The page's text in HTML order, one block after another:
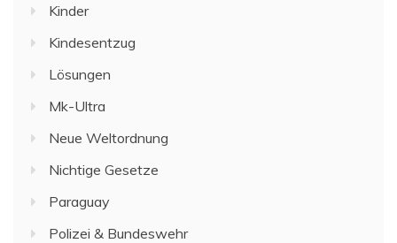
Kinder
Kindesentzug
Lösungen
Mk-Ultra
Neue Weltordnung
Nichtige Gesetze
Paraguay
Polizei & Bundeswehr